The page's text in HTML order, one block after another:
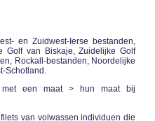
en Zuidwest-Ierse bestanden,
Golf van Biskaje, Zuidelijke Golf
Rockall-bestanden, Noordelijke
Schotland.
met een maat > hun maat bij
van volwassen individuen die